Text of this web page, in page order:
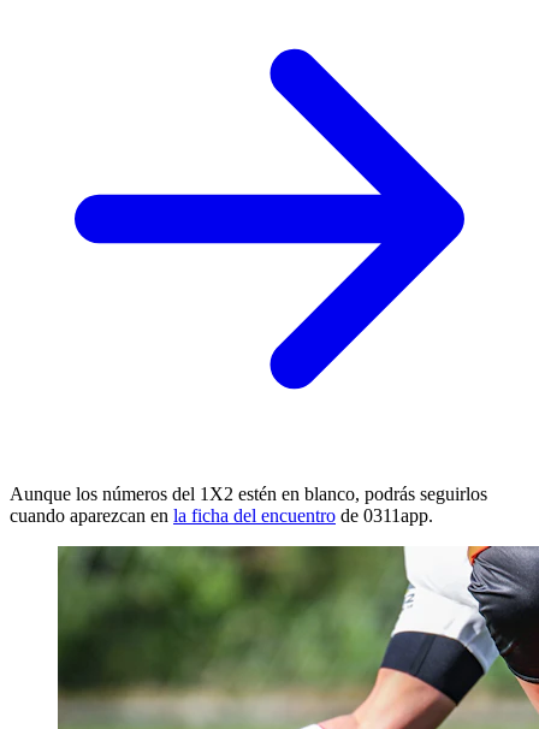
Aunque los números del 1X2 estén en blanco, podrás seguirlos
cuando aparezcan en la ficha del encuentro de 0311app.